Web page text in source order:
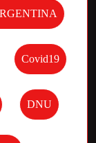
Covid19
DNU